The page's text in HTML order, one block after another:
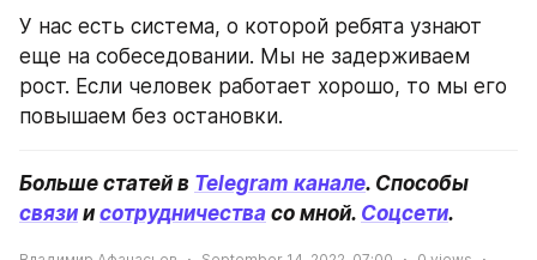
У нас есть система, о которой ребята узнают
еще на собеседовании. Мы не задерживаем
рост. Если человек работает хорошо, то мы его
повышаем без остановки.
Больше статей в Telegram канале
связи и сотрудничества со мной. Соцсети.